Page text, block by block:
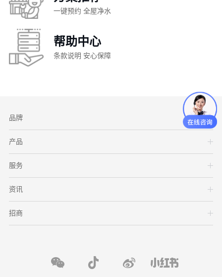
一键预约 全屋净水
帮助中心
条款说明 安心保障
品牌
产品
服务
资讯
招商